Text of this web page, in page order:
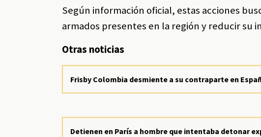
Según información oficial, estas acciones
armados presentes en la región y reducir su
Otras noticias
Frisby Colombia desmiente a su contraparte en
Detienen en París a hombre que intentaba detonar